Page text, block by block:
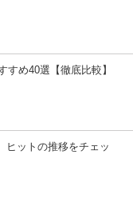
すめ40選【徹底比較】
ヒットの推移をチェッ